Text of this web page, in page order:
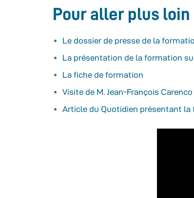
Pour aller plus loin
Le dossier de presse de la
La présentation de la formation
La fiche de formation
Visite de M. Jean-François
Article du Quotidien présentant la